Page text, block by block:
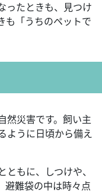
ったときも、見つけ
も「うちのペットで
然災害です。飼い主
ように日頃から備え
もに、しつけや、
避難袋の中は時々点